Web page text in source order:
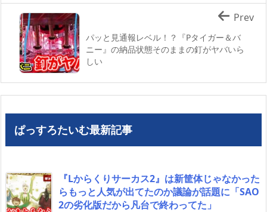
パッと見通報レベル！？『Pタイガー＆バ
ニー』の納品状態そのままの釘がヤバいら
しい
Prev
ぱっすろたいむ最新記事
『Lからくりサーカス2』は新筐体じゃなかった
らもっと人気が出てたのか議論が話題に「SAO
2の劣化版だから凡台で終わってた」